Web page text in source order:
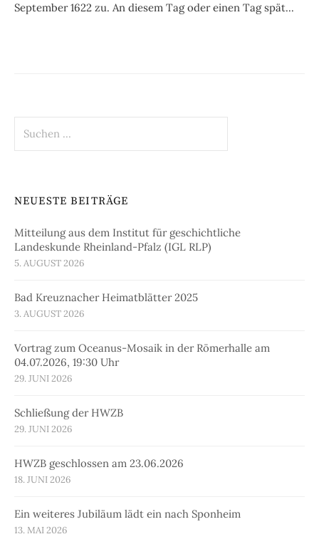
September 1622 zu. An diesem Tag oder einen Tag spät...
nach:
NEUESTE BEITRÄGE
Mitteilung aus dem Institut für geschichtliche
Landeskunde Rheinland-Pfalz (IGL RLP)
5. AUGUST 2026
Bad Kreuznacher Heimatblätter 2025
3. AUGUST 2026
Vortrag zum Oceanus-Mosaik in der Römerhalle am
04.07.2026, 19:30 Uhr
29. JUNI 2026
Schließung der HWZB
29. JUNI 2026
HWZB geschlossen am 23.06.2026
18. JUNI 2026
Ein weiteres Jubiläum lädt ein nach Sponheim
13. MAI 2026